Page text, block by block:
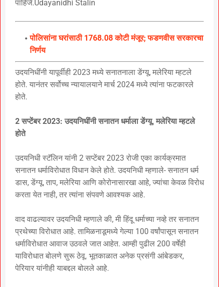
पाहिजे.Udayanidhi Stalin
पोलिसांना घरांसाठी 1768.08 कोटी मंजूर; फडणवीस सरकारचा
निर्णय
उदयनिधींनी यापूर्वीही 2023 मध्ये सनातनाला डेंग्यू, मलेरिया म्हटले
होते. यानंतर सर्वोच्च न्यायालयाने मार्च 2024 मध्ये त्यांना फटकारले
होते.
2 सप्टेंबर 2023: उदयनिधींनी सनातन धर्माला डेंग्यू, मलेरिया म्हटले
होते
उदयनिधी स्टॅलिन यांनी 2 सप्टेंबर 2023 रोजी एका कार्यक्रमात
सनातन धर्माविरोधात विधान केले होते. उदयनिधी म्हणाले- सनातन धर्म
डास, डेंग्यू, ताप, मलेरिया आणि कोरोनासारखा आहे, ज्यांचा केवळ विरोध
करता येत नाही, तर त्यांना संपवणे आवश्यक आहे.
वाद वाढल्यावर उदयनिधी म्हणाले की, मी हिंदू धर्माच्या नव्हे तर सनातन
प्रथेच्या विरोधात आहे. तामिळनाडूमध्ये गेल्या 100 वर्षांपासून सनातन
धर्माविरोधात आवाज उठवले जात आहेत. आम्ही पुढील 200 वर्षेही
याविरोधात बोलणे सुरू ठेवू. भूतकाळात अनेक प्रसंगी आंबेडकर,
पेरियार यांनीही याबद्दल बोलले आहे.